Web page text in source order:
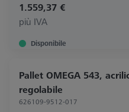
1.559,37 €
più IVA
Disponibile
Pallet OMEGA 543,
regolabile
626109-9512-017